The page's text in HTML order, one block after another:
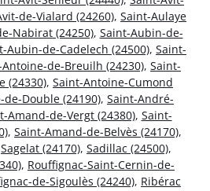
de-Vialard (24260), Saint-Aulaye
Nabirat (24250), Saint-Aubin-de-
Aubin-de-Cadelech (24500), Saint-
de-Breuilh (24230), Saint-
(24330), Saint-Antoine-Cumond
Double (24190), Saint-André-
Amand-de-Vergt (24380), Saint-
, Saint-Amand-de-Belvès (24170),
Sagelat (24170), Sadillac (24500),
, Rouffignac-Saint-Cernin-de-
de-Sigoulès (24240), Ribérac